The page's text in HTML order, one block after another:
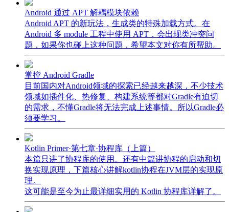
Android 通过 APT 解耦模块依赖
Android APT 的新玩法，生成类的特殊加载方式。在
Android 多 module 工程中使用 APT，会出现类冲突问
题，如果你也碰上这种问题，希望本文对你有所帮助。
掌控 Android Gradle
目前国内对Android领域的探索已经越来越深，不少技术
领域如插件化、热修复、构建系统等都对Gradle有迫切
的需求，不懂Gradle将无法完成上述事情。所以Gradle必
须要学习。
Kotlin Primer·第七章·协程库（上篇）
本篇只讲了协程库的使用。还有中篇讲协程的启动和切
换实现原理，下篇核心讲解kotlin协程在JVM层的实现原
理。
这可能是至今为止最详细实用的 Kotlin 协程库详解了。